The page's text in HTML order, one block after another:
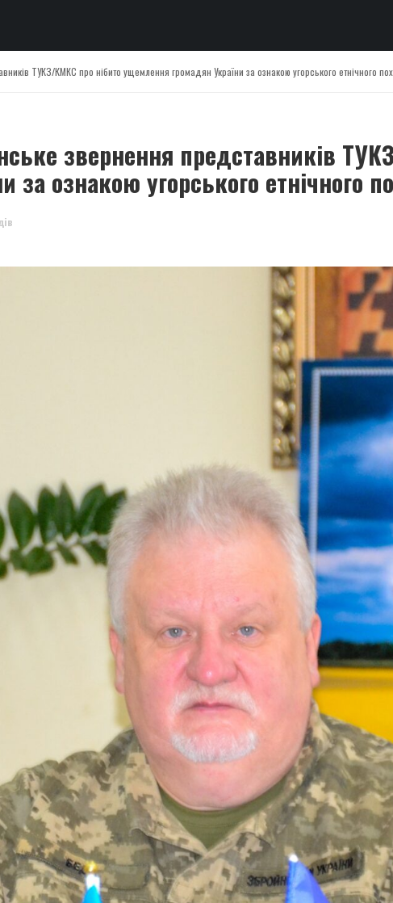
ТУКЗ/КМКС про нібито ущемлення громадян України за ознакою угорського етнічного
звернення представників
за ознакою угорського етнічного